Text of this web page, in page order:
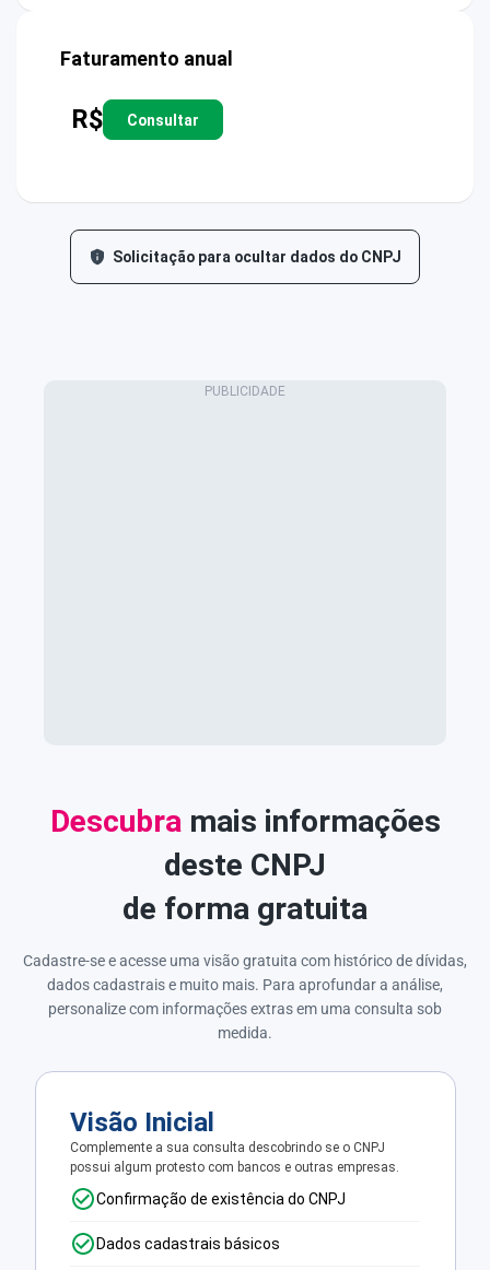
Faturamento anual
R$ Consultar
Solicitação para ocultar dados do CNPJ
Descubramais informações
deste CNPJ
de forma gratuita
Cadastre-se e acesse uma visão gratuita com histórico de dívidas,
dados cadastrais e muito mais. Para aprofundar a análise,
personalize com informações extras em uma consulta sob
medida.
Visão Inicial
Complemente a sua consulta descobrindo se o CNPJ
possui algum protesto com bancos e outras empresas.
Confirmação de existência do CNPJ
Dados cadastrais básicos